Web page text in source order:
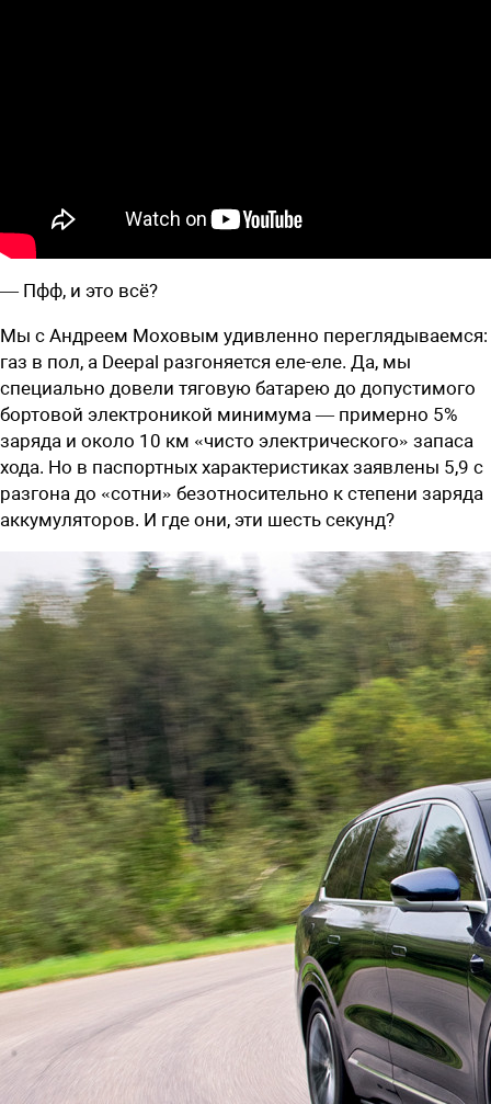
— Пфф, и это всё?
Мы с Андреем Моховым удивленно переглядываемся:
газ в пол, а Deepal разгоняется еле-еле. Да, мы
специально довели тяговую батарею до допустимого
бортовой электроникой минимума — примерно 5%
заряда и около 10 км «чисто электрического» запаса
хода. Но в паспортных характеристиках заявлены 5,9 с
разгона до «сотни» безотносительно к степени заряда
аккумуляторов. И где они, эти шесть секунд?